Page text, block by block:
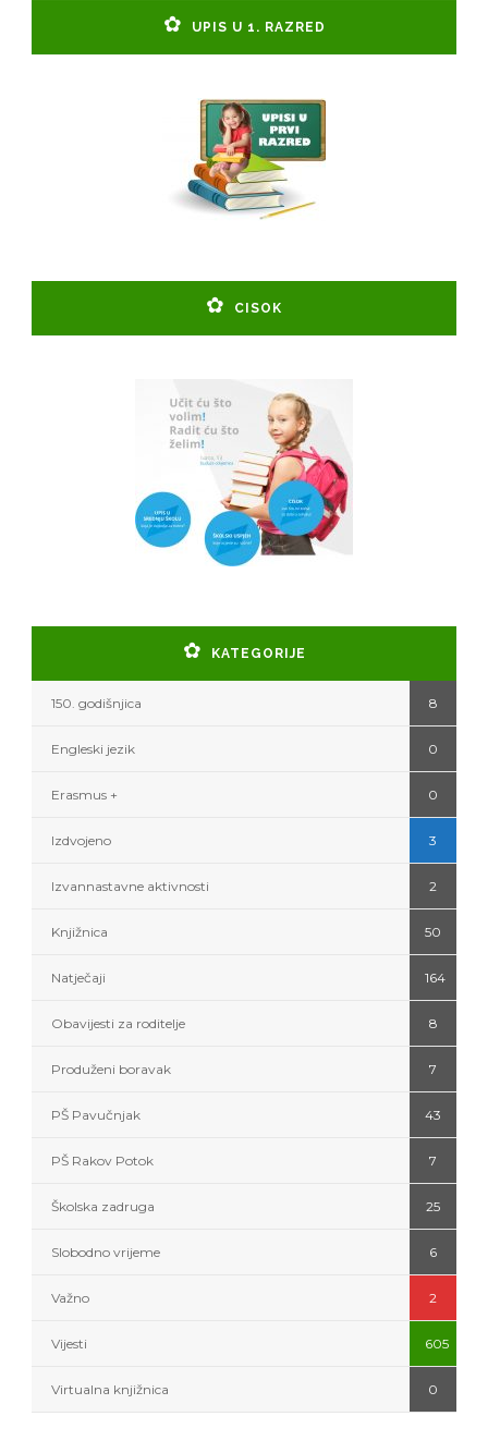
UPIS U 1. RAZRED
CISOK
KATEGORIJE
150. godišnjica 8
Engleski jezik 0
Erasmus + 0
Izdvojeno 3
Izvannastavne aktivnosti 2
Knjižnica 50
Natječaji 164
Obavijesti za roditelje 8
Produženi boravak 7
PŠ Pavučnjak 43
PŠ Rakov Potok 7
Školska zadruga 25
Slobodno vrijeme 6
Važno 2
Vijesti 605
Virtualna knjižnica 0